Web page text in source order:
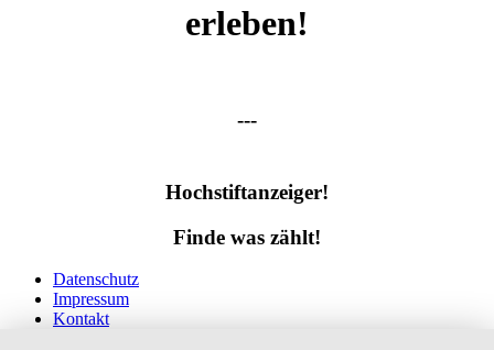
erleben!
---
Hochstiftanzeiger!
Finde was zählt!
Datenschutz
Impressum
Kontakt